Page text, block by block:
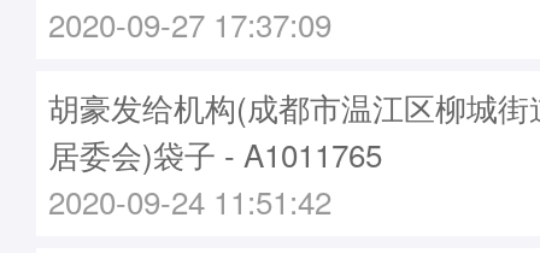
2020-09-27 17:37:09
胡豪发给机构(成都市温江区柳城
居委会)袋子 - A1011765
2020-09-24 11:51:42